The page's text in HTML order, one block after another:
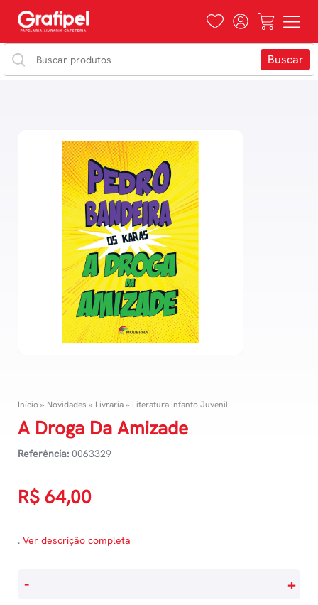
Início» Novidades » Livraria» Literatura Infanto Juvenil
A Droga Da Amizade
Referência: 0063329
R$ 64,00
. Ver descrição completa
- +